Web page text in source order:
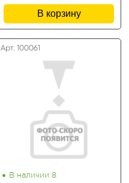
В корзину
Арт. 100061
• В наличии 8